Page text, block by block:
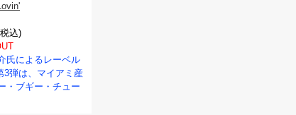
込)
氏によるレーベル
3弾は、マイアミ産
・ブギー・チュー